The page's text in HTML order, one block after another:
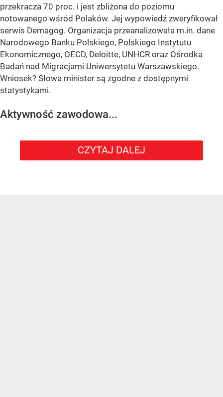
przekracza 70 proc. i jest zbliżona do poziomu
notowanego wśród Polaków. Jej wypowiedź zweryfikował
serwis Demagog. Organizacja przeanalizowała m.in. dane
Narodowego Banku Polskiego, Polskiego Instytutu
Ekonomicznego, OECD, Deloitte, UNHCR oraz Ośrodka
Badań nad Migracjami Uniwersytetu Warszawskiego.
Wniosek? Słowa minister są zgodne z dostępnymi
statystykami.
Aktywność zawodowa...
CZYTAJ DALEJ